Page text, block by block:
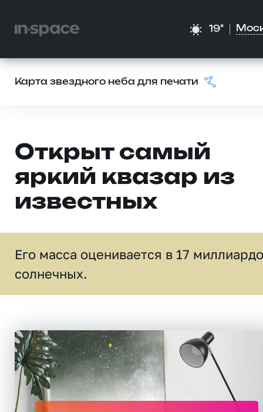
19°
Карта звездного неба для печати
Открыт самый
яркий квазар из
известных
Его масса оценивается в 17
солнечных.